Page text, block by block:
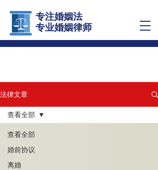
专注婚姻法
​专业婚姻律师
法律文章
查看全部
婚前协议
离婚
查看全部